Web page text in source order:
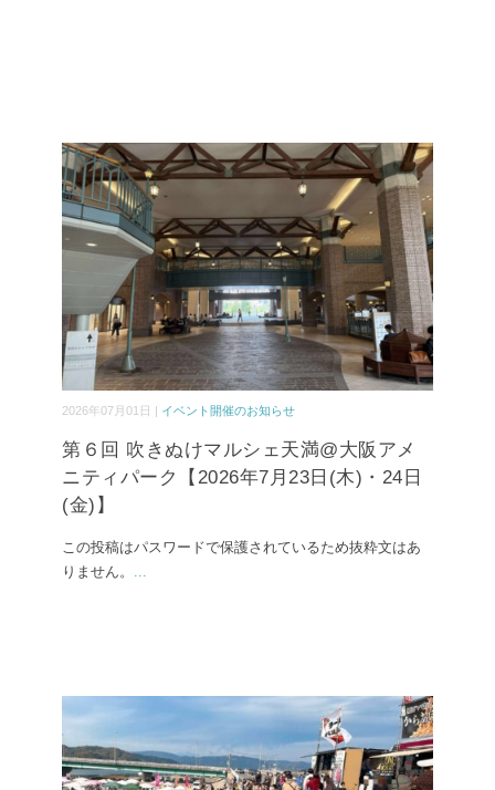
2026年07月01日 | イベント開催のお知らせ
第６回 吹きぬけマルシェ天満@大阪アメ
ニティパーク【2026年7月23日(木)・24日
(金)】
この投稿はパスワードで保護されているため抜粋文はあ
りません。